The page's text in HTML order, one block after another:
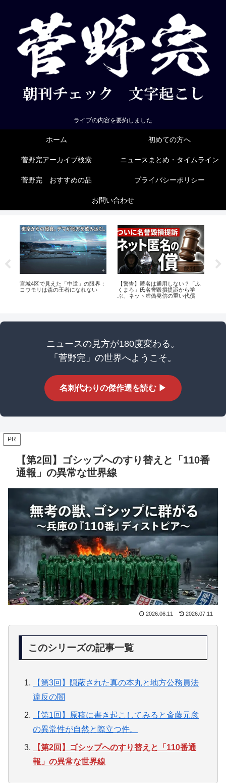
ライブの内容を要約しました
ホーム 初めての方へ
菅野完アーカイブ検索 ニュースまとめ・タイムライン
菅野完 おすすめの品 プライバシーポリシー
お問い合わせ
宮城4区で見えた「中道」の限界：
コウモリは森の王者になれない
【警告】匿名は通用しない？「ふ
くまろ」氏名誉毀損提訴から学
ぶ、ネット虚偽発信の重い代償
ニュースの見方が180度変わる。
「菅野完」の世界へようこそ。
名刺代わりの傑作選を読む ▶
PR
【第2回】ゴシップへのすり替えと「110番
通報」の異常な世界線
2026.06.11 2026.07.11
このシリーズの記事一覧
【第3回】隠蔽された真の本丸と地方公務員法
違反の闇
【第1回】原稿に書き起こしてみると斎藤元彦
の異常性が自然と際立つ件。
【第2回】ゴシップへのすり替えと「110番通
報」の異常な世界線